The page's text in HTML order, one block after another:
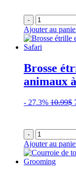
-
Ajouter au
Brosse
animaux
- 27.3% 10.99$
-
Ajouter au